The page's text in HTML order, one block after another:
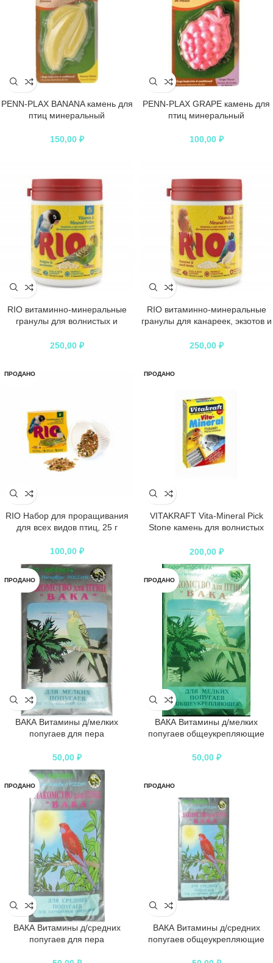
PENN-PLAX BANANA камень для
птиц минеральный
150,00 ₽
PENN-PLAX GRAPE камень для
птиц минеральный
100,00 ₽
RIO витаминно-минеральные
гранулы для волнистых и
250,00 ₽
RIO витаминно-минеральные
гранулы для канареек, экзотов и
250,00 ₽
ПРОДАНО
RIO Набор для проращивания
для всех видов птиц, 25 г
100,00 ₽
ПРОДАНО
VITAKRAFT Vita-Mineral Pick
Stone камень для волнистых
200,00 ₽
ПРОДАНО
ВАКА Витамины д/мелких
попугаев для пера
50,00 ₽
ПРОДАНО
ВАКА Витамины д/мелких
попугаев общеукрепляющие
50,00 ₽
ПРОДАНО
ВАКА Витамины д/средних
попугаев для пера
ПРОДАНО
ВАКА Витамины д/средних
попугаев общеукрепляющие